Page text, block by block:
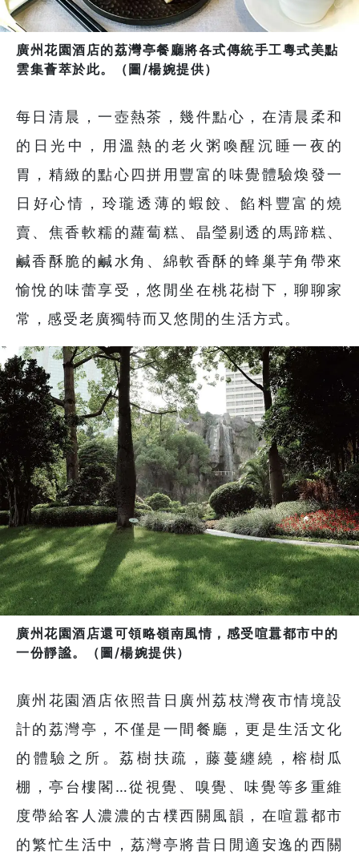
廣州花園酒店的荔灣亭餐廳將各式傳統手工粵式美點
雲集薈萃於此。（圖/楊婉提供）
每日清晨，一壺熱茶，幾件點心，在清晨柔和
的日光中，用溫熱的老火粥喚醒沉睡一夜的
胃，精緻的點心四拼用豐富的味覺體驗煥發一
日好心情，玲瓏透薄的蝦餃、餡料豐富的燒
賣、焦香軟糯的蘿蔔糕、晶瑩剔透的馬蹄糕、
鹹香酥脆的鹹水角、綿軟香酥的蜂巢芋角帶來
愉悅的味蕾享受，悠閒坐在桃花樹下，聊聊家
常，感受老廣獨特而又悠閒的生活方式。
廣州花園酒店還可領略嶺南風情，感受喧囂都市中的
一份靜謐。（圖/楊婉提供）
廣州花園酒店依照昔日廣州荔枝灣夜市情境設
計的荔灣亭，不僅是一間餐廳，更是生活文化
的體驗之所。荔樹扶疏，藤蔓纏繞，榕樹瓜
棚，亭台樓閣…從視覺、嗅覺、味覺等多重維
度帶給客人濃濃的古樸西關風韻，在喧囂都市
的繁忙生活中，荔灣亭將昔日閒適安逸的西關